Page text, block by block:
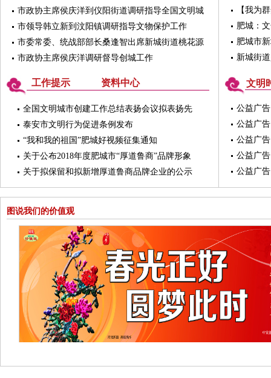
防控和安全生产工作
市政协主席侯庆洋到仪阳街道调研指导全国文明城
市创建和卫生城市复审工作
市领导韩立新到汶阳镇调研指导文物保护工作
市委常委、统战部部长桑逢智出席新城街道桃花源
社区共驻共建联席会
市政协主席侯庆洋调研督导创城工作
工作提示 资料中心
全国文明城市创建工作总结表扬会议拟表扬先
进集体名单 公示
泰安市文明行为促进条例发布
“我和我的祖国”肥城好视频征集通知
关于公布2018年度肥城市“厚道鲁商”品牌形象
榜上榜企业名单的通知
关于拟保留和拟新增厚道鲁商品牌企业的公示
做起！
【我为
心
肥城：
生活
肥城市
理“新模
新城街
文明
公益广
公益广
公益广
公益广
公益广